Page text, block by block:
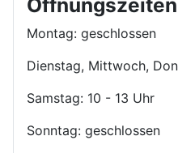
Montag: geschlossen
Dienstag, Mittwoch,
Samstag: 10 - 13 Uhr
Sonntag: geschlossen